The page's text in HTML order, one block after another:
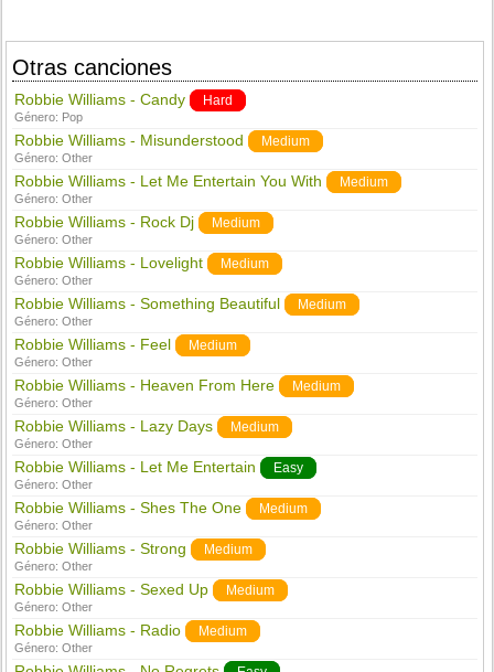
Otras canciones
Robbie Williams - Candy Hard
Género: Pop
Robbie Williams - Misunderstood Medium
Género:Other
Robbie Williams - Let Me Entertain You With Medium
Género:Other
Robbie Williams - Rock Dj Medium
Género:Other
Robbie Williams - Lovelight Medium
Género:Other
Robbie Williams - Something Beautiful Medium
Género:Other
Robbie Williams - Feel Medium
Género:Other
Robbie Williams - Heaven From Here Medium
Género:Other
Robbie Williams - Lazy Days Medium
Género:Other
Robbie Williams - Let Me Entertain Easy
Género:Other
Robbie Williams - Shes The One Medium
Género:Other
Robbie Williams - Strong Medium
Género:Other
Robbie Williams - Sexed Up Medium
Género:Other
Robbie Williams - Radio Medium
Género:Other